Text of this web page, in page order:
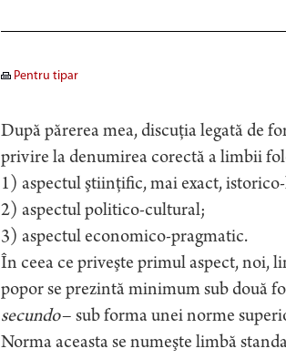
Pentru tipar
După părerea mea, discuţia legată de
privire la denumirea corectă a limbii
1) aspectul ştiinţific, mai exact,
2) aspectul politico-cultural;
3) aspectul economico-pragmatic.
În ceea ce priveşte primul aspect, noi,
popor se prezintă minimum sub două
secundo– sub forma unei norme
Norma aceasta se numeşte limbă